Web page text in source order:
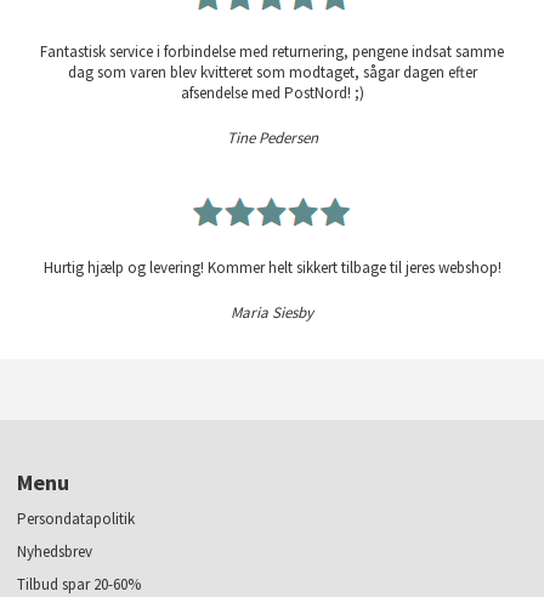
Fantastisk service i forbindelse med returnering, pengene indsat samme
dag som varen blev kvitteret som modtaget, sågar dagen efter
afsendelse med PostNord! ;)
Tine Pedersen
Hurtig hjælp og levering! Kommer helt sikkert tilbage til jeres webshop!
Maria Siesby
Menu
Persondatapolitik
Nyhedsbrev
Tilbud spar 20-60%